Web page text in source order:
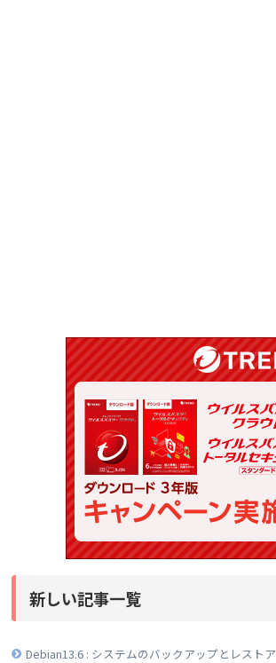
新しい記事一覧
Debian13.6 : システムのバックアップとレストア